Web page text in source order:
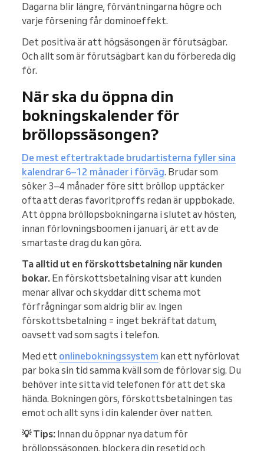
Dagarna blir längre, förväntningarna högre och
varje försening får dominoeffekt.
Det positiva är att högsäsongen är förutsägbar.
Och allt som är förutsägbart kan du förbereda dig
för.
När ska du öppna din
bokningskalender för
bröllopssäsongen?
De mest eftertraktade brudartisterna fyller sina
kalendrar 6–12 månader i förväg. Brudar som
söker 3–4 månader före sitt bröllop upptäcker
ofta att deras favoritproffs redan är uppbokade.
Att öppna bröllopsbokningarna i slutet av hösten,
innan förlovningsboomen i januari, är ett av de
smartaste drag du kan göra.
Ta alltid ut en förskottsbetalning när kunden
bokar. En förskottsbetalning visar att kunden
menar allvar och skyddar ditt schema mot
förfrågningar som aldrig blir av. Ingen
förskottsbetalning = inget bekräftat datum,
oavsett vad som sagts i telefon.
Med ett onlinebokningssystem kan ett nyförlovat
par boka sin tid samma kväll som de förlovar sig. Du
behöver inte sitta vid telefonen för att det ska
hända. Bokningen görs, förskottsbetalningen tas
emot och allt syns i din kalender över natten.
💡 Tips: Innan du öppnar nya datum för
bröllopssäsongen, blockera din resetid och